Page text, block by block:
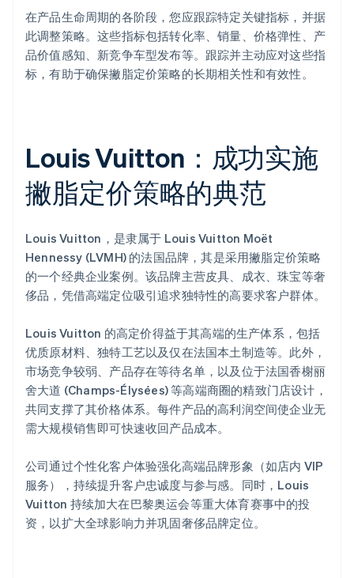
在产品生命周期的各阶段，您应跟踪特定关键指标，并据
此调整策略。这些指标包括转化率、销量、价格弹性、产
品价值感知、新竞争车型发布等。跟踪并主动应对这些指
标，有助于确保撇脂定价策略的长期相关性和有效性。
Louis Vuitton：成功实施
撇脂定价策略的典范
Louis Vuitton，是隶属于 Louis Vuitton Moët
Hennessy (LVMH) 的法国品牌，其是采用撇脂定价策略
的一个经典企业案例。该品牌主营皮具、成衣、珠宝等奢
侈品，凭借高端定位吸引追求独特性的高要求客户群体。
Louis Vuitton 的高定价得益于其高端的生产体系，包括
优质原材料、独特工艺以及仅在法国本土制造等。此外，
市场竞争较弱、产品存在等待名单，以及位于法国香榭丽
舍大道 (Champs-Élysées) 等高端商圈的精致门店设计，
共同支撑了其价格体系。每件产品的高利润空间使企业无
需大规模销售即可快速收回产品成本。
公司通过个性化客户体验强化高端品牌形象（如店内 VIP
服务），持续提升客户忠诚度与参与感。同时，Louis
Vuitton 持续加大在巴黎奥运会等重大体育赛事中的投
资，以扩大全球影响力并巩固奢侈品牌定位。